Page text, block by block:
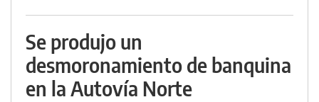
Se produjo un
desmoronamiento de banquina
en la Autovía Norte